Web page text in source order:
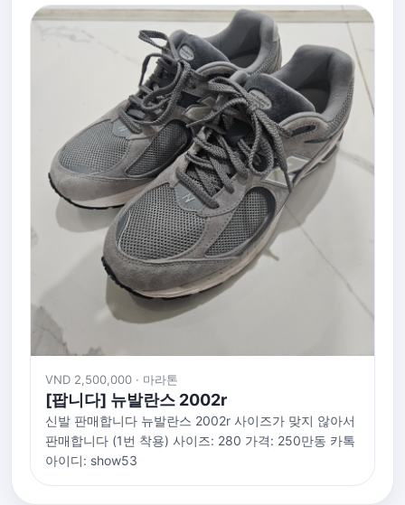
VND 2,500,000 · 마라톤
[팝니다] 뉴발란스 2002r
신발 판매합니다 뉴발란스 2002r 사이즈가 맞지 않아서
판매합니다 (1번 착용) 사이즈: 280 가격: 250만동 카톡
아이디: show53